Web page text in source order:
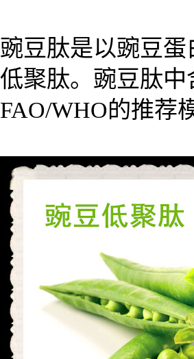
豌豆肽是以豌豆
低聚肽。豌豆肽
FAO/WHO的推荐